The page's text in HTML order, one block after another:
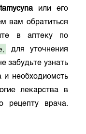
или его
вам обратиться
в аптеку по
для уточнения
забудьте узнать
и необходиомсть
лекарства в
рецепту врача.